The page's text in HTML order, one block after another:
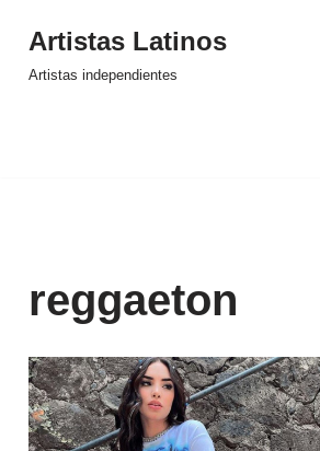
Artistas Latinos
Artistas independientes
reggaeton